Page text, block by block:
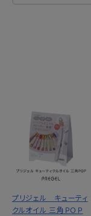
プリジェル キューティ
クルオイル 三角ＰＯＰ